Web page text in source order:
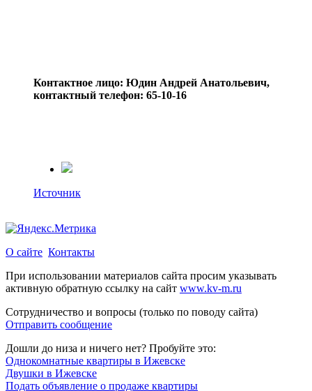
Контактное лицо: Юдин Андрей Анатольевич,
контактный телефон: 65-10-16
Источник
О сайте Контакты
При использовании материалов сайта просим указывать
активную обратную ссылку на сайт www.kv-m.ru
Сотрудничество и вопросы (только по поводу сайта)
Отправить сообщение
Дошли до низа и ничего нет? Пробуйте это:
Однокомнатные квартиры в Ижевске
Двушки в Ижевске
Подать объявление о продаже квартиры